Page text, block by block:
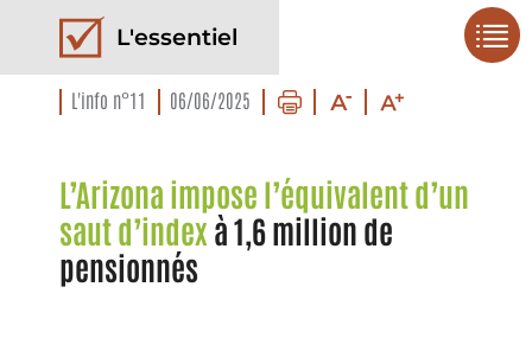
L'essentiel
L'info n°11 06/06/2025
L’Arizona impose l’équivalent d’un
saut d’index à 1,6 million de
pensionnés